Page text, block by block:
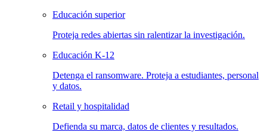
Educación superior
Proteja redes abiertas sin ralentizar la investigación.
Educación K-12
Detenga el ransomware. Proteja a estudiantes, personal
y datos.
Retail y hospitalidad
Defienda su marca, datos de clientes y resultados.